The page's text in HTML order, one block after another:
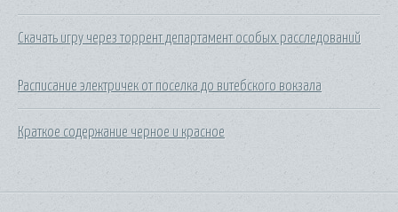
Скачать игру через торрент департамент особых расследований
Расписание электричек от поселка до витебского вокзала
Краткое содержание черное и красное